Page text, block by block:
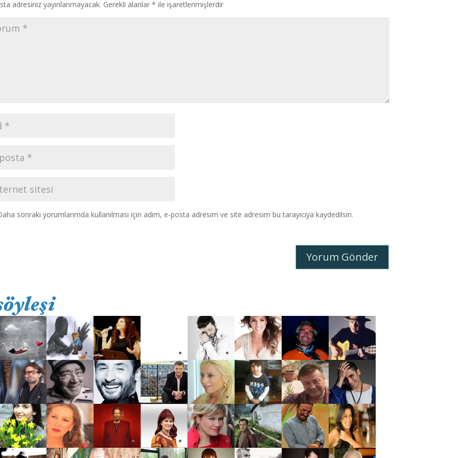
adresiniz yayınlanmayacak. Gerekli alanlar * ile işaretlenmişlerdir
sonraki yorumlarımda kullanılması için adım, e-posta adresim ve site adresim bu tarayıcıya kaydedilsin.